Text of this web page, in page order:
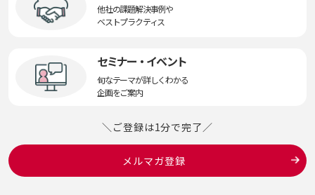
他社の課題解決事例や
ベストプラクティス
セミナー・イベント
旬なテーマが詳しくわかる
企画をご案内
＼ご登録は1分で完了／
メルマガ登録